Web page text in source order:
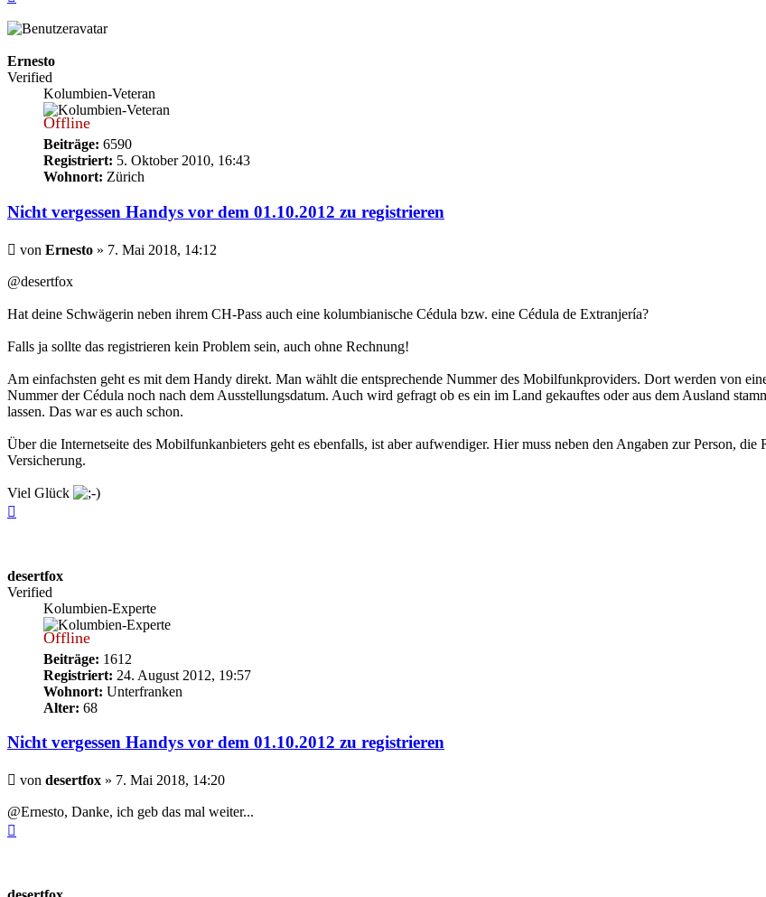
Ernesto
Verified
Kolumbien-Veteran
Offline
Beiträge: 6590
Registriert: 5. Oktober 2010, 16:43
Wohnort: Zürich
Nicht vergessen Handys vor dem 01.10.2012 zu registrieren
Beitrag
von Ernesto » 7. Mai 2018, 14:12
@desertfox
Hat deine Schwägerin neben ihrem CH-Pass auch eine kolumbianische Cédula bzw. eine Cédula de Extranjería?
Falls ja sollte das registrieren kein Problem sein, auch ohne Rechnung!
Am einfachsten geht es mit dem Handy direkt. Man wählt die entsprechende Nummer des Mobilfunkproviders. Dort werden von
Nummer der Cédula noch nach dem Ausstellungsdatum. Auch wird gefragt ob es ein im Land gekauftes oder aus dem Ausland
lassen. Das war es auch schon.
Über die Internetseite des Mobilfunkanbieters geht es ebenfalls, ist aber aufwendiger. Hier muss neben den Angaben zur Person,
Versicherung.
Viel Glück
desertfox
Verified
Kolumbien-Experte
Offline
Beiträge: 1612
Registriert: 24. August 2012, 19:57
Wohnort: Unterfranken
Alter: 68
Nicht vergessen Handys vor dem 01.10.2012 zu registrieren
Beitrag
von desertfox » 7. Mai 2018, 14:20
@Ernesto, Danke, ich geb das mal weiter...